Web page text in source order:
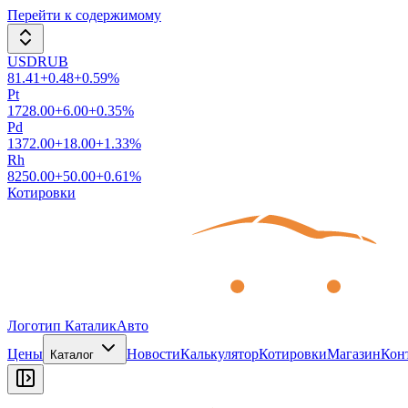
Перейти к содержимому
USDRUB
81.41+0.48+0.59%
Pt
1728.00+6.00+0.35%
Pd
1372.00+18.00+1.33%
Rh
8250.00+50.00+0.61%
Котировки
Логотип КаталикАвто
Цены
Каталог НовостиКалькуляторКотировкиМагазин